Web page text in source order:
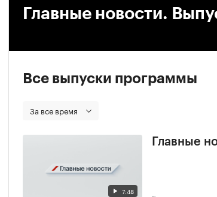
Главные новости.
Все выпуски программы
За все время
7:48
Главные